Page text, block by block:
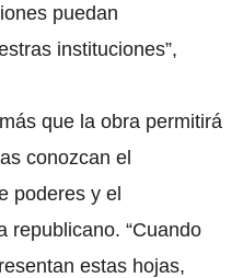
puedan
instituciones”,
que la obra permitirá
conozcan el
poderes y el
republicano. “Cuando
estas hojas,